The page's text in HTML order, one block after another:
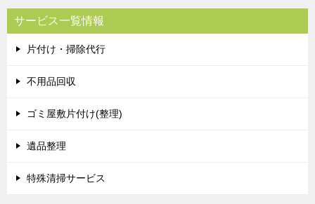
ビ
ゲ
ー
シ
サービス一覧情報
片付け・掃除代行
不用品回収
ゴミ屋敷片付け(整理)
遺品整理
特殊清掃サービス